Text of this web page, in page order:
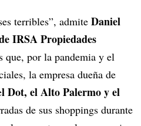
terribles”, admite Daniel
IRSA Propiedades
que, por la pandemia y el
la empresa dueña de
l Dot, el Alto Palermo y el
de sus shoppings durante